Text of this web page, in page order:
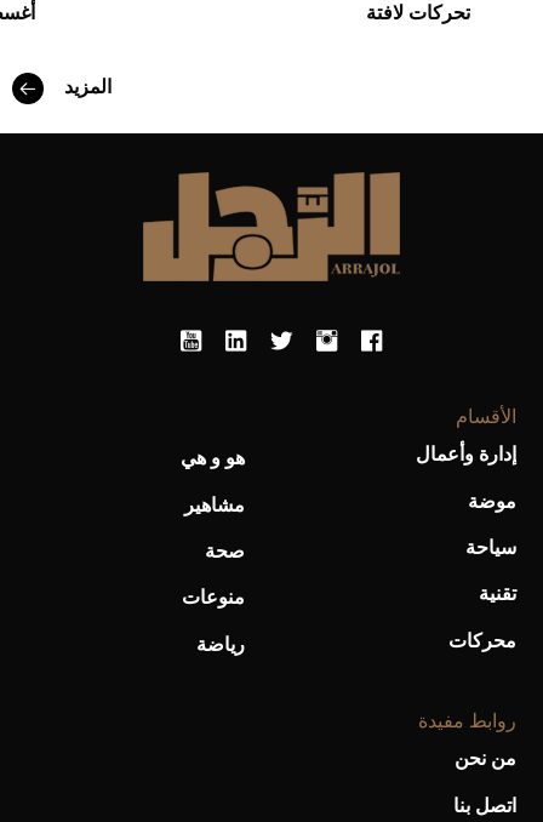
تحركات لافتة
المزيد
الأقسام
إدارة وأعمال
موضة
سياحة
تقنية
محركات
هو و هي
مشاهير
صحة
منوعات
رياضة
روابط مفيدة
من نحن
اتصل بنا